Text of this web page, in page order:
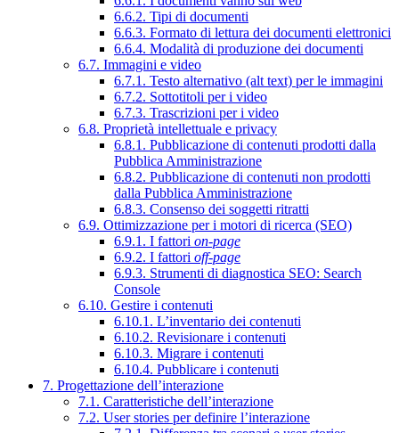
6.6.2. Tipi di documenti
6.6.3. Formato di lettura dei documenti elettronici
6.6.4. Modalità di produzione dei documenti
6.7. Immagini e video
6.7.1. Testo alternativo (alt text) per le immagini
6.7.2. Sottotitoli per i video
6.7.3. Trascrizioni per i video
6.8. Proprietà intellettuale e privacy
6.8.1. Pubblicazione di contenuti prodotti dalla
Pubblica Amministrazione
6.8.2. Pubblicazione di contenuti non prodotti
dalla Pubblica Amministrazione
6.8.3. Consenso dei soggetti ritratti
6.9. Ottimizzazione per i motori di ricerca (SEO)
6.9.1. I fattori on-page
6.9.2. I fattori off-page
6.9.3. Strumenti di diagnostica SEO: Search
Console
6.10. Gestire i contenuti
6.10.1. L’inventario dei contenuti
6.10.2. Revisionare i contenuti
6.10.3. Migrare i contenuti
6.10.4. Pubblicare i contenuti
7. Progettazione dell’interazione
7.1. Caratteristiche dell’interazione
7.2. User stories per definire l’interazione